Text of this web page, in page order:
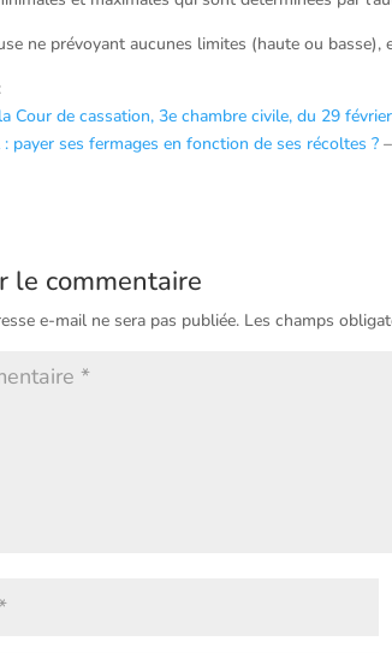
ne prévoyant aucunes limites (haute ou
Cour de cassation, 3e chambre civile, du 29
payer ses fermages en fonction de ses récoltes ?
le commentaire
e-mail ne sera pas publiée. Les champs